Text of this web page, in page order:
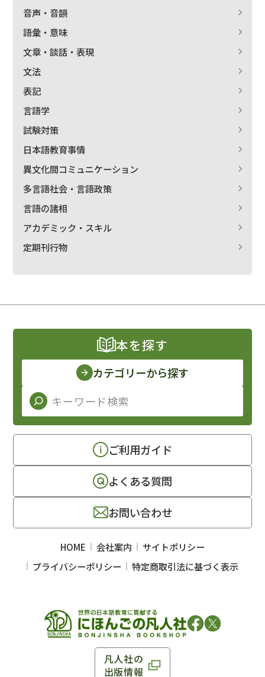
音声・音韻
語彙・意味
文章・談話・表現
文法
表記
言語学
試験対策
日本語教育事情
異文化間コミュニケーション
多言語社会・言語政策
言語の諸相
アカデミック・スキル
定期刊行物
凡人社の
出版情報
本を探す
カテゴリーから探す
ご利用ガイド
よくある質問
お問い合わせ
HOME 会社案内
サイトポリシー
プライバシーポリシー
特定商取引法に基づく表示